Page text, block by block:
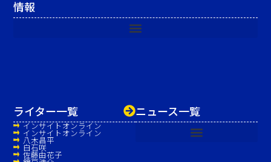
ニュース一覧
ライター一覧
インサイトオンライン
インサイトオンライン
八木昌平
白石咲
佐藤由花子
情報